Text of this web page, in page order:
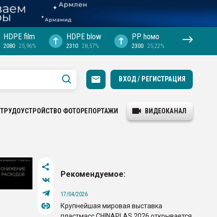
HDPE film
2080 25,96%
HDPE blow
2310 28,57%
PP hомо
2300 25,22%
ВХОД / РЕГИСТРАЦИЯ
ТРУДОУСТРОЙСТВО ФОТОРЕПОРТАЖИ ВИДЕОКАНАЛ
Рекомендуемое:
17/04/2026
Крупнейшая мировая выставка